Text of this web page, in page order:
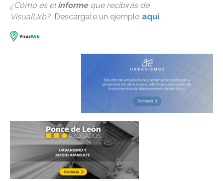
¿Cómo es el informe que recibirás de
VisualUrb?Descárgate un ejemplo aquí.